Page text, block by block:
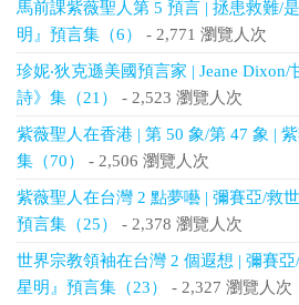
馬前課紫薇聖人第 5 預言 | 拯患救難/
明』預言集（6）
- 2,771 瀏覽人次
珍妮‧狄克遜美國預言家 | Jeane
詩》集（21）
- 2,523 瀏覽人次
紫薇聖人在香港 | 第 50 象/第 47 象 |
集（70）
- 2,506 瀏覽人次
紫薇聖人在台灣 2 點夢囈 | 彌賽亞/救
預言集（25）
- 2,378 瀏覽人次
世界宗教領袖在台灣 2 個遐想 | 彌賽亞
星明』預言集（23）
- 2,327 瀏覽人次